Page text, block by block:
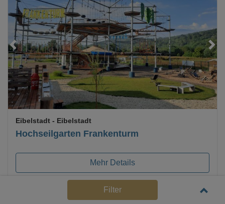
Loading...
Hochseilgarten Frankenturm
Eibelstadt - Eibelstadt
Mehr Details
Preis anfragen
Filter